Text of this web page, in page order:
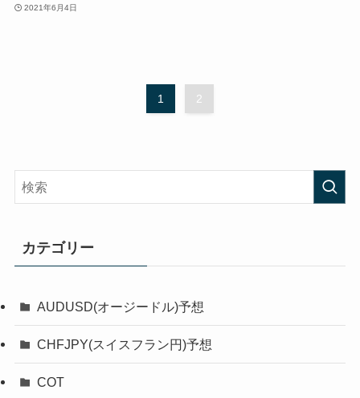
2021年6月4日
1 2
カテゴリー
AUDUSD(オージードル)予想
CHFJPY(スイスフラン円)予想
COT